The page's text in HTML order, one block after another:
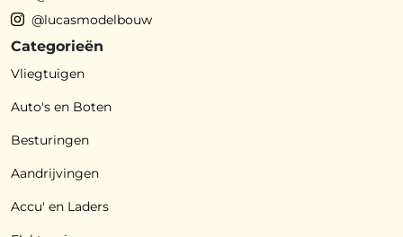
@lucasmodelbouw
Categorieën
Vliegtuigen
Auto's en Boten
Besturingen
Aandrijvingen
Accu' en Laders